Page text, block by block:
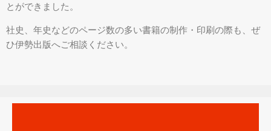
とができました。
社史、年史などのページ数の多い書籍の制作・印刷の際も、ぜ
ひ伊勢出版へご相談ください。